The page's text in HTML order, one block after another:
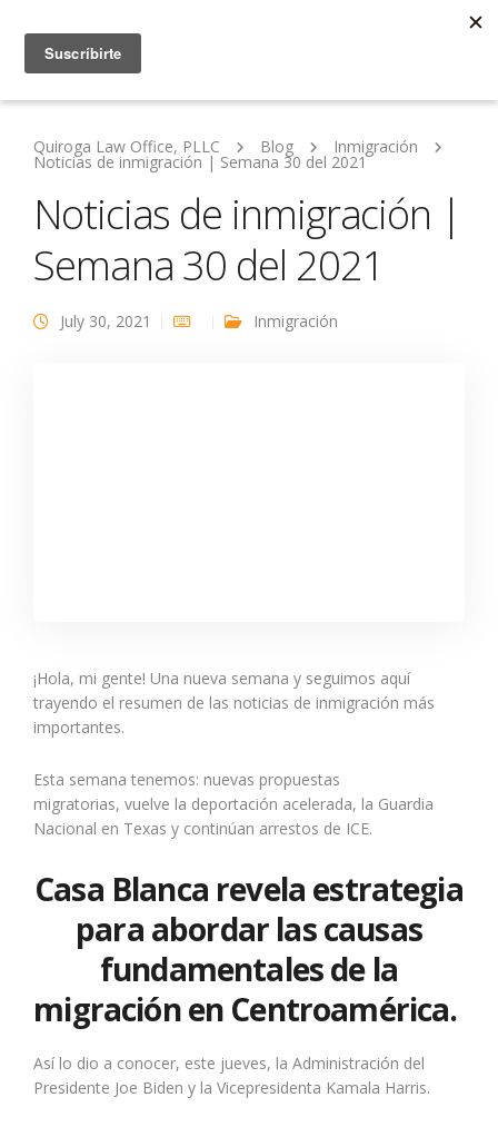
Quiroga Law Office, PLLC Blog Inmigración
Noticias de inmigración | Semana 30 del 2021
Noticias de inmigración |
Semana 30 del 2021
July 30, 2021 Inmigración
¡Hola, mi gente! Una nueva semana y seguimos aquí
trayendo el resumen de las noticias de inmigración más
importantes.
Esta semana tenemos: nuevas propuestas
migratorias, vuelve la deportación acelerada, la Guardia
Nacional en Texas y continúan arrestos de ICE.
Casa Blanca revela estrategia
para abordar las causas
fundamentales de la
migración en Centroamérica.
Así lo dio a conocer, este jueves, la Administración del
Presidente Joe Biden y la Vicepresidenta Kamala Harris.